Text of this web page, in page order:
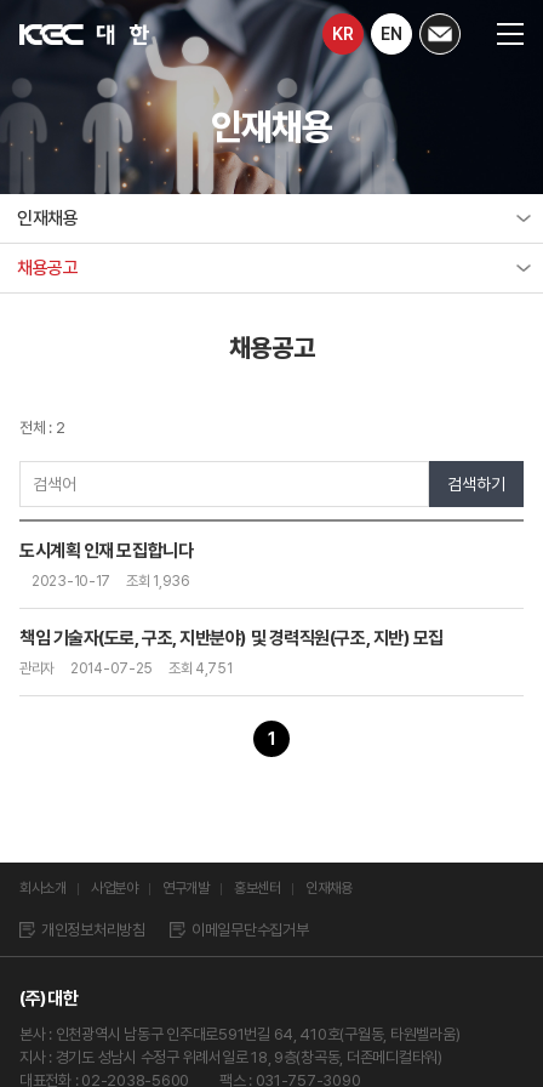
KR EN
인재채용
인재채용
채용공고
채용공고
전체 : 2
검색하기
도시계획 인재 모집합니다
2023-10-17 조회 1,936
책임 기술자(도로, 구조, 지반분야) 및 경력직원(구조, 지반) 모집
관리자 2014-07-25 조회 4,751
1
회사소개 사업분야 연구개발 홍보센터 인재채용
개인정보처리방침 이메일무단수집거부
(주)대한
본사 : 인천광역시 남동구 인주대로591번길 64, 410호(구월동, 타원벨라움)
지사 : 경기도 성남시 수정구 위례서일로 18, 9층(창곡동, 더존메디컬타워)
대표전화 : 02-2038-5600
팩스 : 031-757-3090